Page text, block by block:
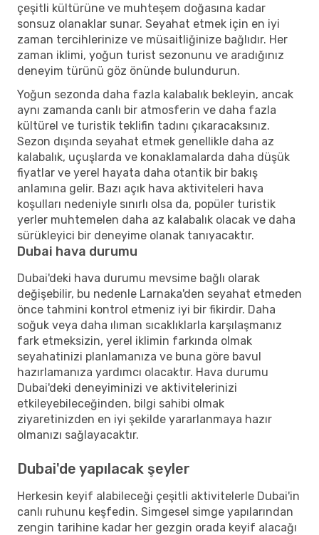
çeşitli kültürüne ve muhteşem doğasına kadar
sonsuz olanaklar sunar. Seyahat etmek için en iyi
zaman tercihlerinize ve müsaitliğinize bağlıdır. Her
zaman iklimi, yoğun turist sezonunu ve aradığınız
deneyim türünü göz önünde bulundurun.
Yoğun sezonda daha fazla kalabalık bekleyin, ancak
aynı zamanda canlı bir atmosferin ve daha fazla
kültürel ve turistik teklifin tadını çıkaracaksınız.
Sezon dışında seyahat etmek genellikle daha az
kalabalık, uçuşlarda ve konaklamalarda daha düşük
fiyatlar ve yerel hayata daha otantik bir bakış
anlamına gelir. Bazı açık hava aktiviteleri hava
koşulları nedeniyle sınırlı olsa da, popüler turistik
yerler muhtemelen daha az kalabalık olacak ve daha
sürükleyici bir deneyime olanak tanıyacaktır.
Dubai hava durumu
Dubai'deki hava durumu mevsime bağlı olarak
değişebilir, bu nedenle Larnaka'den seyahat etmeden
önce tahmini kontrol etmeniz iyi bir fikirdir. Daha
soğuk veya daha ılıman sıcaklıklarla karşılaşmanız
fark etmeksizin, yerel iklimin farkında olmak
seyahatinizi planlamanıza ve buna göre bavul
hazırlamanıza yardımcı olacaktır. Hava durumu
Dubai'deki deneyiminizi ve aktivitelerinizi
etkileyebileceğinden, bilgi sahibi olmak
ziyaretinizden en iyi şekilde yararlanmaya hazır
olmanızı sağlayacaktır.
Dubai'de yapılacak şeyler
Herkesin keyif alabileceği çeşitli aktivitelerle Dubai'in
canlı ruhunu keşfedin. Simgesel simge yapılarından
zengin tarihine kadar her gezgin orada keyif alacağı